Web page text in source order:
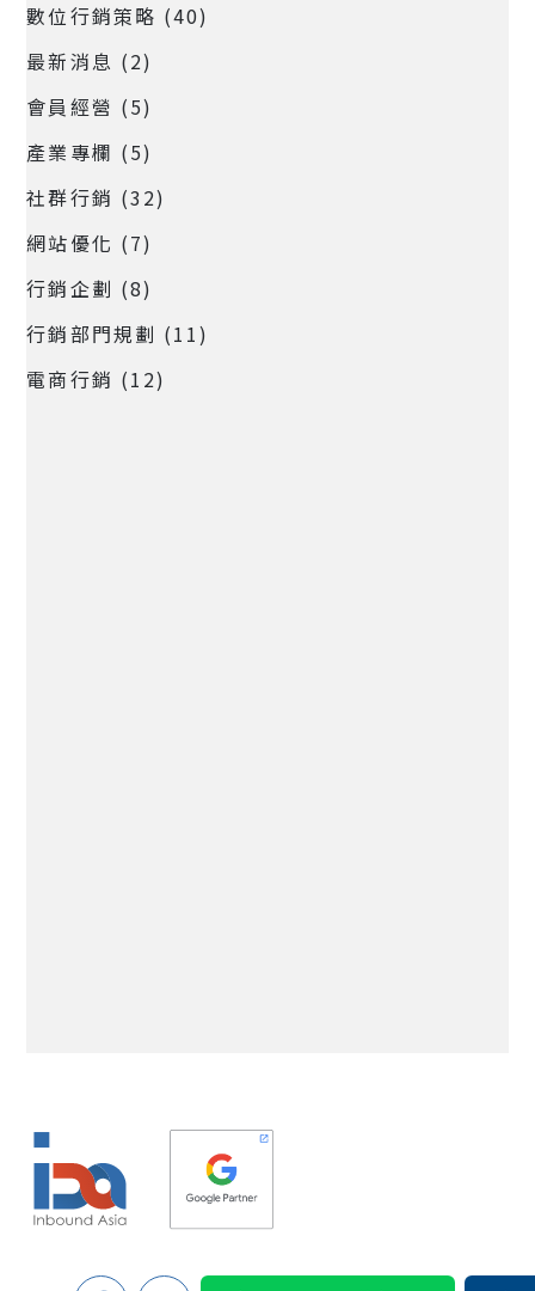
數位行銷策略 (40)
最新消息 (2)
會員經營 (5)
產業專欄 (5)
社群行銷 (32)
網站優化 (7)
行銷企劃 (8)
行銷部門規劃 (11)
電商行銷 (12)